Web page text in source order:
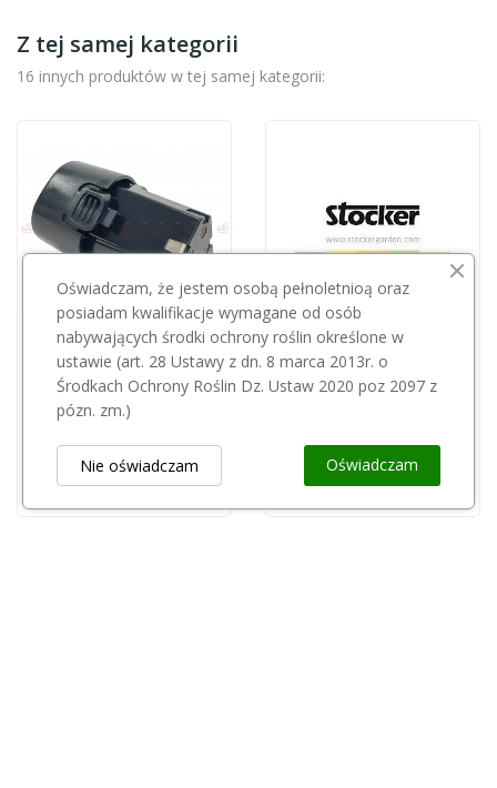
Z tej samej kategorii
16 innych produktów w tej samej kategorii:
STOCKER
Bateria do opryskiwacza Stocker 226/4 do 226...
280,00 zł
STOCKER
Stocker zbiornik 10l 238
Oświadczam, że jestem osobą pełnoletnioą oraz
posiadam kwalifikacje wymagane od osób
nabywających środki ochrony roślin określone w
ustawie (art. 28 Ustawy z dn. 8 marca 2013r. o
Środkach Ochrony Roślin Dz. Ustaw 2020 poz 2097 z
pózn. zm.)
Oświadczam
Nie oświadczam